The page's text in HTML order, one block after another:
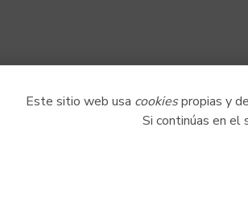
Este sitio web usa cookiespropias y
Si continúas en